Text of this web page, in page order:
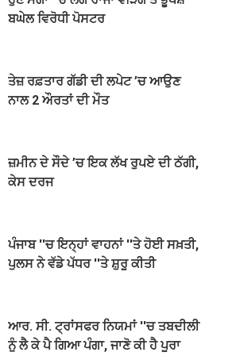
ਬਘੇਲ ਵਿਰੋਧੀ ਪੋਸਟਰ
ਤੇਜ਼ ਰਫ਼ਤਾਰ ਗੱਡੀ ਦੀ ਲਪੇਟ ’ਚ ਆਉਣ
ਨਾਲ 2 ਔਰਤਾਂ ਦੀ ਮੌਤ
ਜ਼ਮੀਨ ਦੇ ਸੌਦੇ ’ਚ ਇਕ ਲੱਖ ਰੁਪਏ ਦੀ ਠੱਗੀ,
ਕੇਸ ਦਰਜ
ਪੰਜਾਬ ''ਚ ਇਨ੍ਹਾਂ ਵਾਹਨਾਂ ''ਤੇ ਹੋਈ ਸਖ਼ਤੀ,
ਪੁਲਸ ਨੇ ਵੱਡੇ ਪੱਧਰ ''ਤੇ ਸ਼ੁਰੂ ਕੀਤੀ
ਆਰ. ਸੀ. ਟ੍ਰਾਂਸਫਰ ਨਿਯਮਾਂ ''ਚ ਤਬਦੀਲੀ
ਨੂੰ ਲੈ ਕੇ ਪੈ ਗਿਆ ਪੰਗਾ, ਜਾਣੋ ਕੀ ਹੈ ਪੂਰਾ